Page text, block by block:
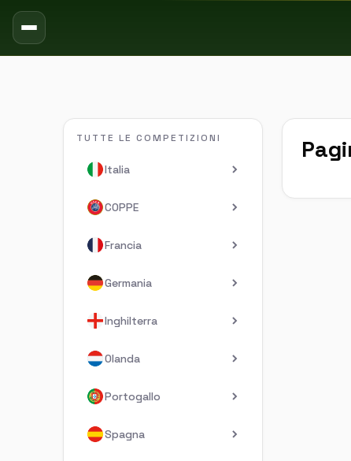
TUTTE LE COMPETIZIONI
Italia
COPPE
Francia
Germania
Inghilterra
Olanda
Portogallo
Spagna